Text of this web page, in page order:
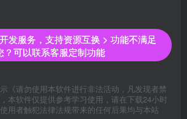
发服务，支持资源互换 > 功能不满足
？可以联系客服定制功能
《请勿使用本软件进行非法活动，凡发现者禁
本软件仅提供参考学习使用，请在下载24小时
用者触犯法律法规带来的任何后果均与本站